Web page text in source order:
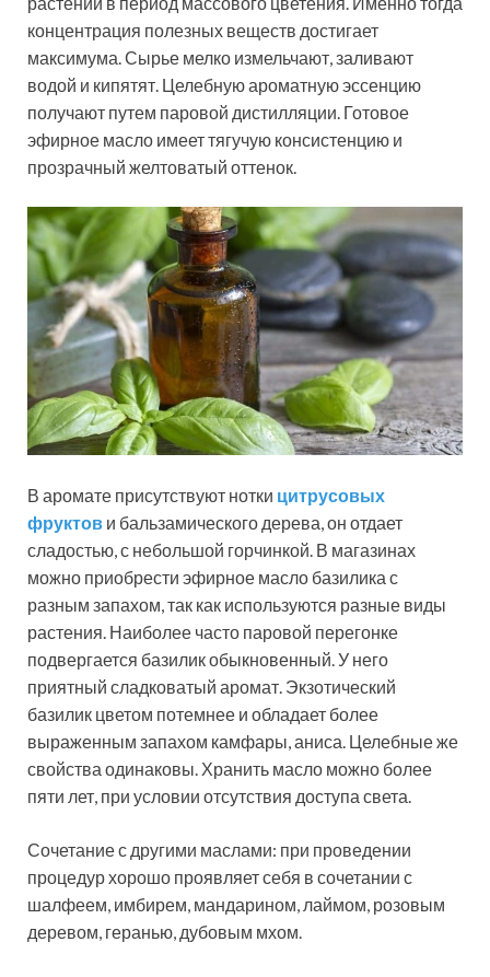
концентрация полезных веществ достигает
максимума. Сырье мелко измельчают, заливают
водой и кипятят. Целебную ароматную эссенцию
получают путем паровой дистилляции. Готовое
эфирное масло имеет тягучую консистенцию и
прозрачный желтоватый оттенок.
В аромате присутствуют нотки цитрусовых
фруктов и бальзамического дерева, он отдает
сладостью, с небольшой горчинкой. В магазинах
можно приобрести эфирное масло базилика с
разным запахом, так как используются разные виды
растения. Наиболее часто паровой перегонке
подвергается базилик обыкновенный. У него
приятный сладковатый аромат. Экзотический
базилик цветом потемнее и обладает более
выраженным запахом камфары, аниса. Целебные же
свойства одинаковы. Хранить масло можно более
пяти лет, при условии отсутствия доступа света.
Сочетание с другими маслами: при проведении
процедур хорошо проявляет себя в сочетании с
шалфеем, имбирем, мандарином, лаймом, розовым
деревом, геранью, дубовым мхом.